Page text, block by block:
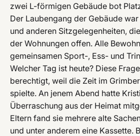
zwei L-förmigen Gebäude bot
Der Laubengang der Gebäude
und anderen Sitzgelegenheiten,
der Wohnungen offen. Alle
gemeinsamen Sport-, Ess- und
Welcher Tag ist heute? Diese
berechtigt, weil die Zeit im
spielte. An jenem Abend hatte
Überraschung aus der Heimat
Eltern fand sie mehrere alte
und unter anderem eine Kassette.